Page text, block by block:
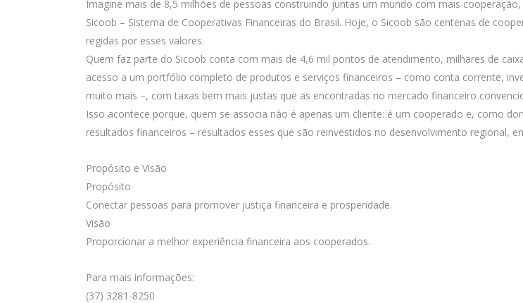
Imagine mais de 8,5 milhões de pessoas construindo juntas um mundo com mais
Sicoob – Sistema de Cooperativas Financeiras do Brasil. Hoje, o Sicoob são centenas de
regidas por esses valores.
Quem faz parte do Sicoob conta com mais de 4,6 mil pontos de atendimento, milhares de
acesso a um portfólio completo de produtos e serviços financeiros – como conta corrente,
muito mais –, com taxas bem mais justas que as encontradas no mercado financeiro
Isso acontece porque, quem se associa não é apenas um cliente: é um cooperado e, como
resultados financeiros – resultados esses que são reinvestidos no desenvolvimento regional,
Propósito e Visão
Propósito
Conectar pessoas para promover justiça financeira e prosperidade.
Visão
Proporcionar a melhor experiência financeira aos cooperados.
Para mais informações:
(37) 3281-8250